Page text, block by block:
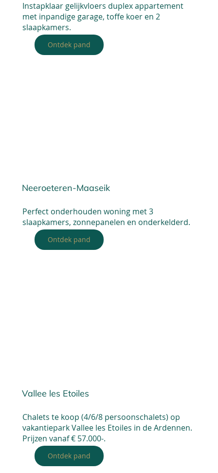
Instapklaar gelijkvloers duplex appartement
met inpandige garage, toffe koer en 2
slaapkamers.
Ontdek pand
Neeroeteren-Maaseik
Perfect onderhouden woning met 3
slaapkamers, zonnepanelen en onderkelderd.
Ontdek pand
Vallee les Etoiles
Chalets te koop (4/6/8 persoonschalets) op
vakantiepark Vallee les Etoiles in de Ardennen.
Prijzen vanaf € 57.000-.
Ontdek pand